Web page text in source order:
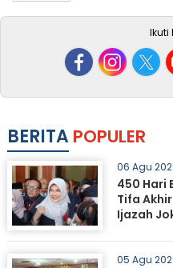
Ikuti
BERITA POPULER
06 Agu
450 Hari
Tifa
Ijazah
05 Agu